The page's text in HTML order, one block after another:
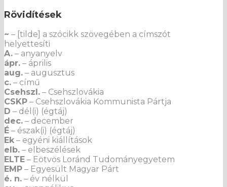
Rövidítések
~ – [tilde] a szócikk szövegében a címszót
helyettesíti
A. – anyanyelv
ápr. – április
aug. – augusztus
c. – című
Csehszl. – Csehszlovákia
CSKP – Csehszlovákia Kommunista Pártja
D – dél(i) (égtáj)
dec. – december
É – észak(i) (égtáj)
Ek – egyéni kiállítások
elb. – elbeszélések
ELTE – Eötvös Loránd Tudományegyetem
EMP – Egyesült Magyar Párt
é. n. – év nélkül